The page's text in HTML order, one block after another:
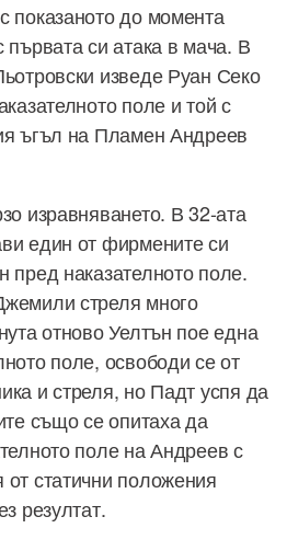
показаното до момента
първата си атака в мача. В
изведе Руан Секо
поле и той с
ъгъл на Пламен Андреев
изравняването. В 32-ата
един от фирмените си
пред наказателното поле.
стреля много
отново Уелтън пое една
поле, освободи се от
и стреля, но Падт успя да
също се опитаха да
поле на Андреев с
от статични положения
резултат.